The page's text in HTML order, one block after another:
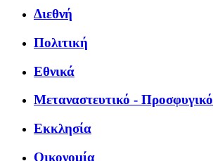
Διεθνή
Πολιτική
Εθνικά
Μεταναστευτικό - Προσφυγικό
Εκκλησία
Οικονομία